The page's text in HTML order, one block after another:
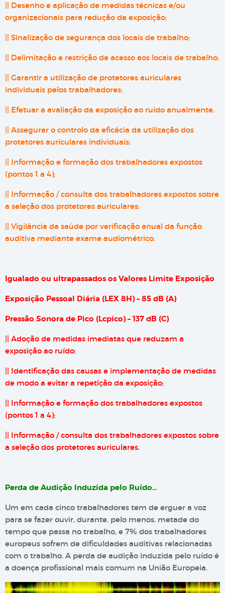
|| Desenho e aplicação de medidas técnicas e/ou
organizacionais para redução da exposição;
|| Sinalização de segurança dos locais de trabalho;
|| Delimitação e restrição de acesso aos locais de trabalho;
|| Garantir a utilização de protetores auriculares
individuais pelos trabalhadores;
|| Efetuar a avaliação da exposição ao ruído anualmente.
|| Assegurar o controlo da eficácia da utilização dos
protetores auriculares individuais;
|| Informação e formação dos trabalhadores expostos
(pontos 1 a 4);
|| Informação / consulta dos trabalhadores expostos sobre
a seleção dos protetores auriculares;
|| Vigilância da saúde por verificação anual da função
auditiva mediante exame audiométrico.
Igualado ou ultrapassados os Valores Limite Exposição
Exposição Pessoal Diária (LEX 8H) – 85 dB (A)
Pressão Sonora de Pico (Lcpico) – 137 dB (C)
|| Adoção de medidas imediatas que reduzam a
exposição ao ruído;
|| Identificação das causas e implementação de medidas
de modo a evitar a repetição da exposição;
|| Informação e formação dos trabalhadores expostos
(pontos 1 a 4);
|| Informação / consulta dos trabalhadores expostos sobre
a seleção dos protetores auriculares.
Perda de Audição Induzida pelo Ruído…
Um em cada cinco trabalhadores tem de erguer a voz
para se fazer ouvir, durante, pelo menos, metade do
tempo que passa no trabalho, e 7% dos trabalhadores
europeus sofrem de dificuldades auditivas relacionadas
com o trabalho. A perda de audição induzida pelo ruído é
a doença profissional mais comum na União Europeia.